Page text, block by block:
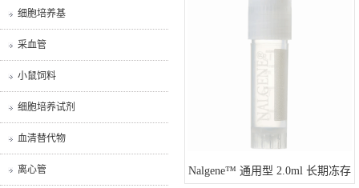
细胞培养基
采血管
小鼠饲料
细胞培养试剂
血清替代物
离心管
Nalgene™ 通用型 2.0ml 长期冻存